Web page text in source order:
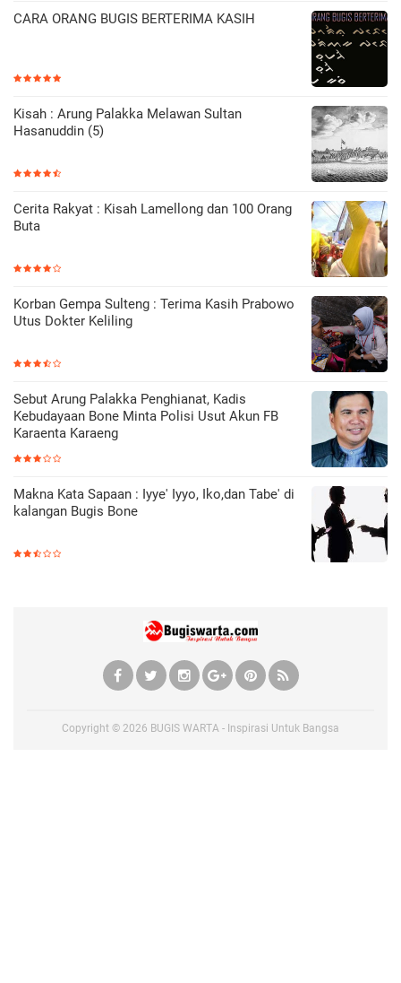
CARA ORANG BUGIS BERTERIMA KASIH
Kisah : Arung Palakka Melawan Sultan
Hasanuddin (5)
Cerita Rakyat : Kisah Lamellong dan 100 Orang
Buta
Korban Gempa Sulteng : Terima Kasih Prabowo
Utus Dokter Keliling
Sebut Arung Palakka Penghianat, Kadis
Kebudayaan Bone Minta Polisi Usut Akun FB
Karaenta Karaeng
Makna Kata Sapaan : Iyye' Iyyo, Iko,dan Tabe' di
kalangan Bugis Bone
Copyright © 2026 BUGIS WARTA - Inspirasi Untuk Bangsa